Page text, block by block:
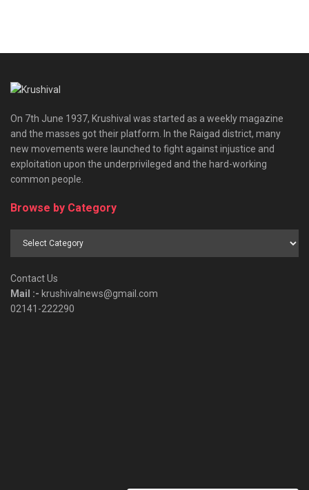
On 7th June 1937, Krushival was started as a weekly magazine
and the masses got their platform. In the Raigad district, many
new movements were launched to fight against injustice and
exploitation upon the underprivileged and the hard-working
common people.
Browse by Category
Contact Us
Mail :- krushivalnews@gmail.com
02141-222290